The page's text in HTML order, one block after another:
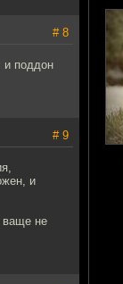
# 8
и поддон
# 9
и
ваще не